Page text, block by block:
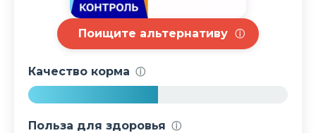
Поищите альтернативу ⓘ
Качество корма ⓘ
Польза для здоровья ⓘ